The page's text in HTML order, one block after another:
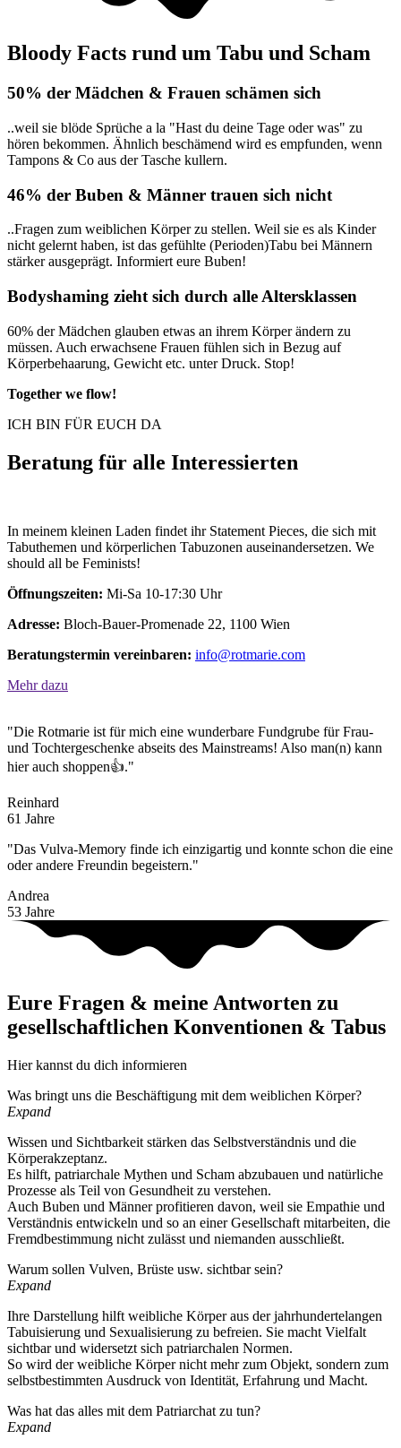
Bloody Facts rund um Tabu und Scham
50% der Mädchen & Frauen schämen sich
..weil sie blöde Sprüche a la "Hast du deine Tage oder was" zu
hören bekommen. Ähnlich beschämend wird es empfunden, wenn
Tampons & Co aus der Tasche kullern.
46% der Buben & Männer trauen sich nicht
..Fragen zum weiblichen Körper zu stellen. Weil sie es als Kinder
nicht gelernt haben, ist das gefühlte (Perioden)Tabu bei Männern
stärker ausgeprägt. Informiert eure Buben!
Bodyshaming zieht sich durch alle Altersklassen
60% der Mädchen glauben etwas an ihrem Körper ändern zu
müssen. Auch erwachsene Frauen fühlen sich in Bezug auf
Körperbehaarung, Gewicht etc. unter Druck. Stop!
Together we flow!
ICH BIN FÜR EUCH DA
Beratung für alle Interessierten
In meinem kleinen Laden findet ihr Statement Pieces, die sich mit
Tabuthemen und körperlichen Tabuzonen auseinandersetzen. We
should all be Feminists!
Öffnungszeiten: Mi-Sa 10-17:30 Uhr
Adresse: Bloch-Bauer-Promenade 22, 1100 Wien
Beratungstermin vereinbaren: info@rotmarie.com
Mehr dazu
"Die Rotmarie ist für mich eine wunderbare Fundgrube für Frau-
und Tochtergeschenke abseits des Mainstreams! Also man(n) kann
hier auch shoppen👍."
Reinhard
61 Jahre
"Das Vulva-Memory finde ich einzigartig und konnte schon die eine
oder andere Freundin begeistern."
Andrea
53 Jahre
Eure Fragen & meine Antworten zu
gesellschaftlichen Konventionen & Tabus
Hier kannst du dich informieren
Was bringt uns die Beschäftigung mit dem weiblichen Körper?
Expand
Wissen und Sichtbarkeit stärken das Selbstverständnis und die
Körperakzeptanz.
Es hilft, patriarchale Mythen und Scham abzubauen und natürliche
Prozesse als Teil von Gesundheit zu verstehen.
Auch Buben und Männer profitieren davon, weil sie Empathie und
Verständnis entwickeln und so an einer Gesellschaft mitarbeiten, die
Fremdbestimmung nicht zulässt und niemanden ausschließt.
Warum sollen Vulven, Brüste usw. sichtbar sein?
Expand
Ihre Darstellung hilft weibliche Körper aus der jahrhundertelangen
Tabuisierung und Sexualisierung zu befreien. Sie macht Vielfalt
sichtbar und widersetzt sich patriarchalen Normen.
So wird der weibliche Körper nicht mehr zum Objekt, sondern zum
selbstbestimmten Ausdruck von Identität, Erfahrung und Macht.
Was hat das alles mit dem Patriarchat zu tun?
Expand